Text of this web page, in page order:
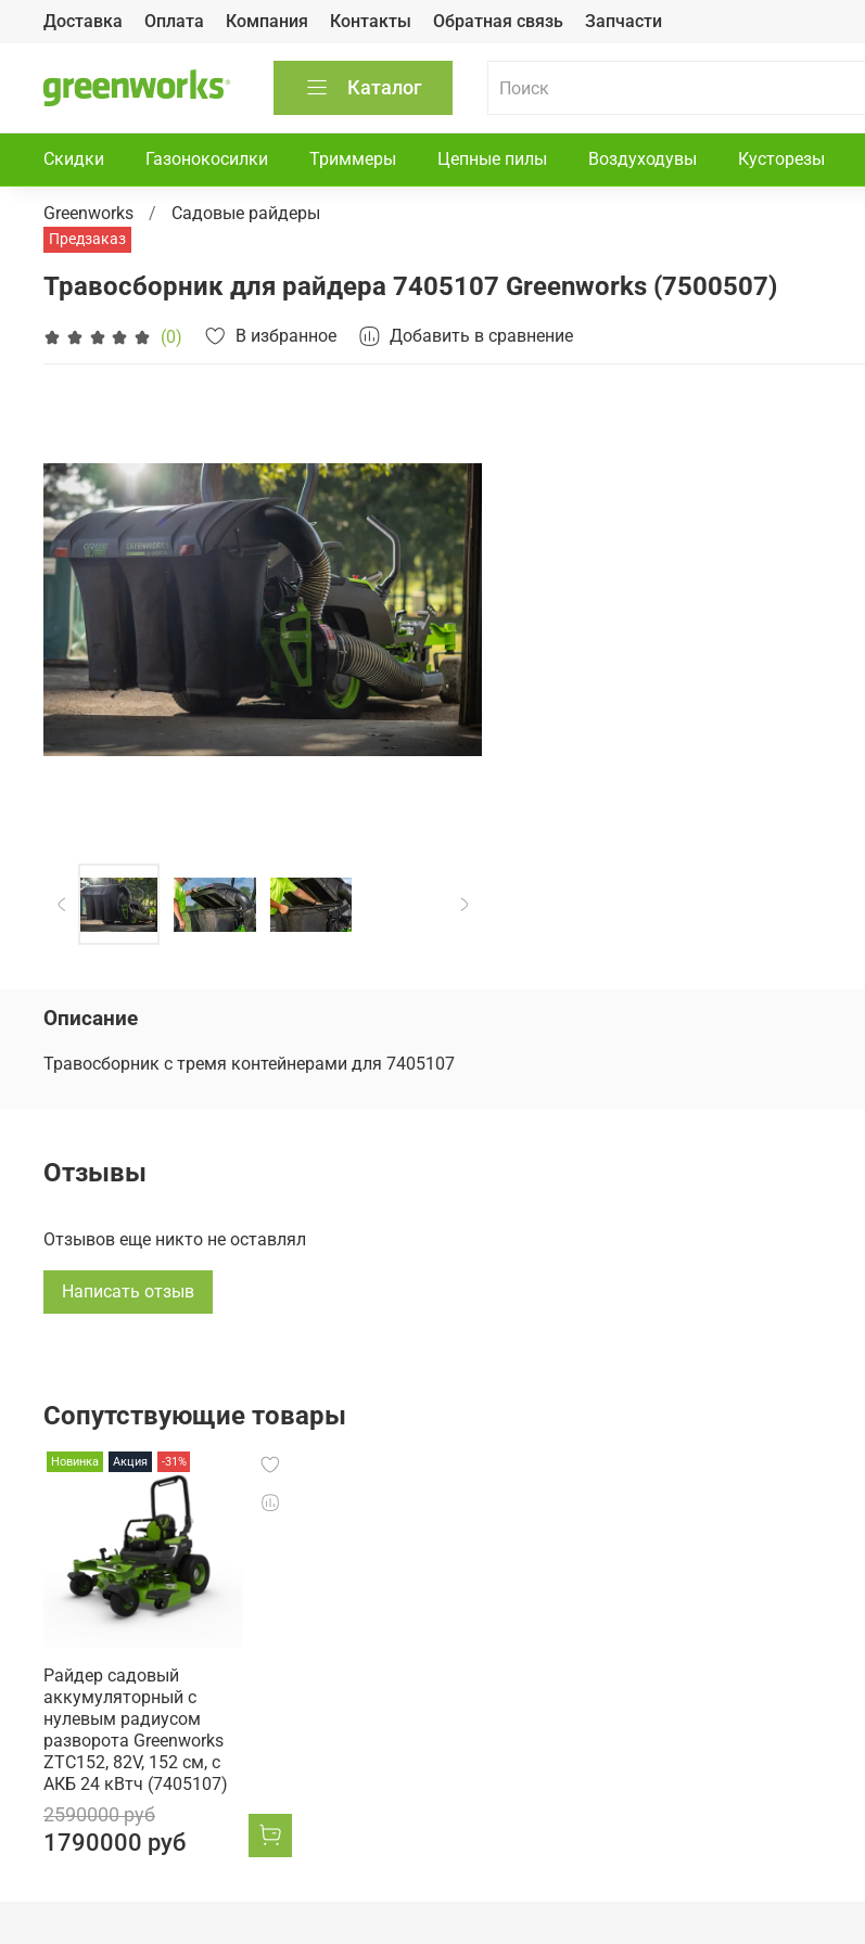
Доставка Оплата Компания Контакты Обратная связь Запчасти
Каталог
Скидки Газонокосилки Триммеры Цепные пилы Воздуходувы Кусторезы
Greenworks Садовые райдеры
Предзаказ
Травосборник для райдера 7405107 Greenworks (7500507)
(0) В избранное Добавить в сравнение
Описание
Травосборник с тремя контейнерами для 7405107
Отзывы
Отзывов еще никто не оставлял
Написать отзыв
Сопутствующие товары
Новинка Акция -31%
Райдер садовый
аккумуляторный с
нулевым радиусом
разворота Greenworks
ZTC152, 82V, 152 см, с
АКБ 24 кВтч (7405107)
2590000 руб
1790000 руб